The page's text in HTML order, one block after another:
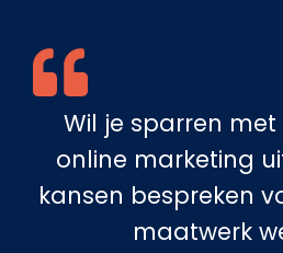
Wil je sparren met
online marketing
kansen bespreken
maatwerk